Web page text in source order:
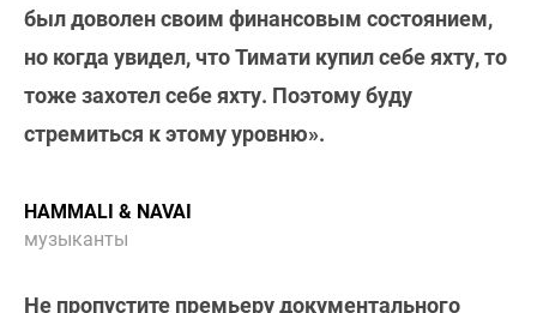
был доволен своим финансовым состоянием,
но когда увидел, что Тимати купил себе яхту, то
тоже захотел себе яхту. Поэтому буду
стремиться к этому уровню».
HAMMALI & NAVAI
музыканты
Не пропустите премьеру документального